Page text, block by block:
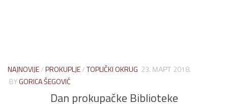
NAJNOVIJE/PROKUPLJE/TOPLIČKI OKRUG 23. МАРТ 2018.
BYGORICA ŠEGOVIĆ
Dan prokupačke Biblioteke